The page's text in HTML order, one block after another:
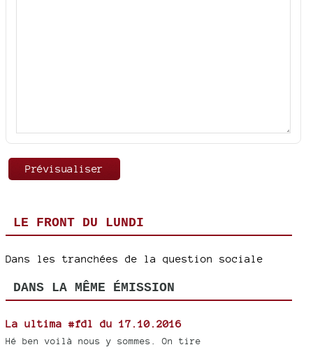
LE FRONT DU LUNDI
Dans les tranchées de la question sociale
DANS LA MÊME ÉMISSION
La ultima #fdl du 17.10.2016
Hé ben voilà nous y sommes. On tire